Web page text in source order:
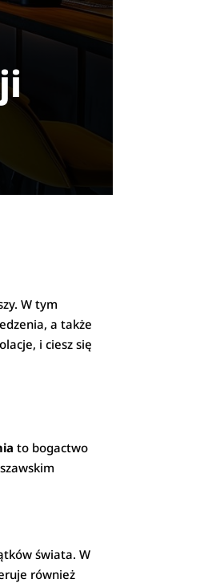
W tym
a także
i ciesz się
to bogactwo
świata. W
również